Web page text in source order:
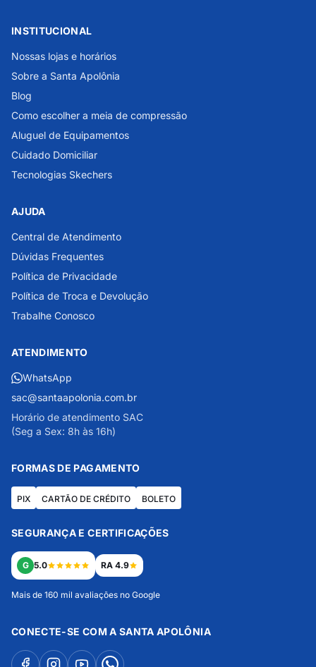
INSTITUCIONAL
Nossas lojas e horários
Sobre a Santa Apolônia
Blog
Como escolher a meia de compressão
Aluguel de Equipamentos
Cuidado Domiciliar
Tecnologias Skechers
AJUDA
Central de Atendimento
Dúvidas Frequentes
Política de Privacidade
Política de Troca e Devolução
Trabalhe Conosco
ATENDIMENTO
WhatsApp
sac@santaapolonia.com.br
Horário de atendimento SAC
(Seg a Sex: 8h às 16h)
FORMAS DE PAGAMENTO
PIX CARTÃO DE CRÉDITO BOLETO
SEGURANÇA E CERTIFICAÇÕES
G 5.0 RA 4.9
Mais de 160 mil avaliações no Google
CONECTE-SE COM A SANTA APOLÔNIA